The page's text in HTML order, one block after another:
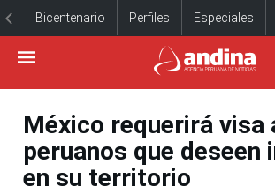
Bicentenario Perfiles Especiales
México requerirá visa
peruanos que deseen
en su territorio